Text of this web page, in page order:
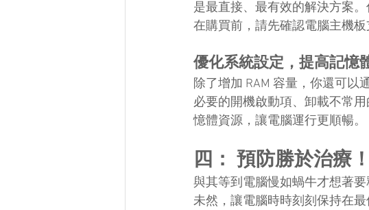
是最直接、最有效的解決方案
在購買前，請先確認電腦主機
優化系統設定，提高記憶
除了增加 RAM 容量，你還可
必要的開機啟動項、卸載不常
憶體資源，讓電腦運行更順暢。
四： 預防勝於治療
與其等到電腦慢如蝸牛才想著
未然，讓電腦時時刻刻保持在